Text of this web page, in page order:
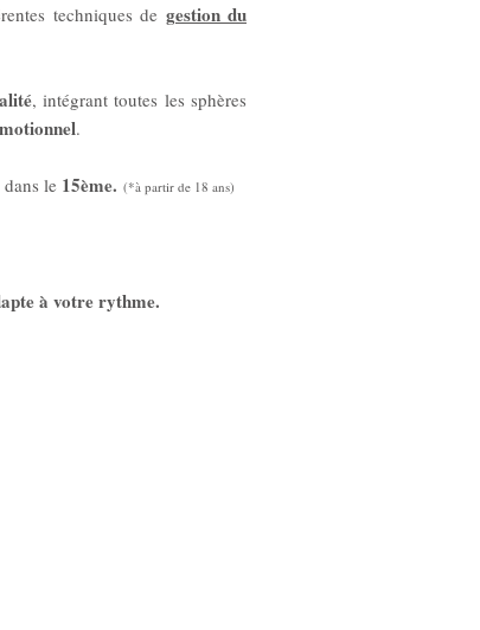
techniques de gestion du
, intégrant toutes les sphères
.
le 15ème. (*à partir de 18 ans)
à votre rythme.